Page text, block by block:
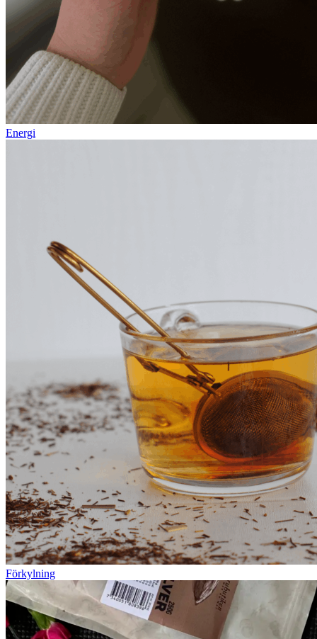
Energi
Förkylning